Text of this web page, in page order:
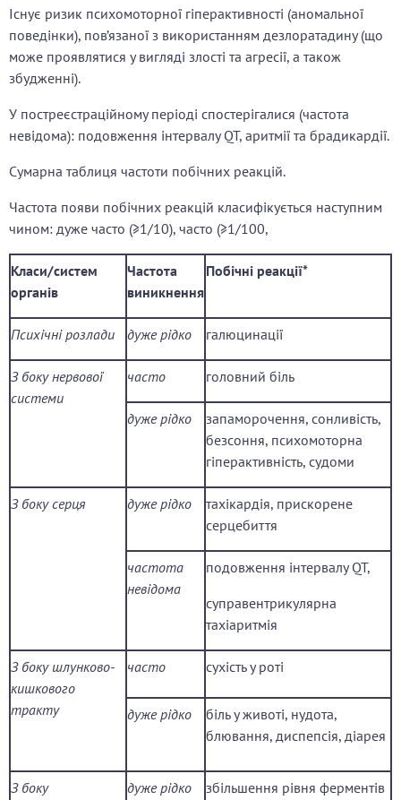
Існує ризик психомоторної гіперактивності (аномальної
поведінки), пов’язаної з використанням дезлоратадину (що
може проявлятися у вигляді злості та агресії, а також
збудженні).
У постреєстраційному періоді спостерігалися (частота
невідома): подовження інтервалу QT, аритмії та брадикардії.
Сумарна таблиця частоти побічних реакцій.
Частота появи побічних реакцій класифікується наступним
чином: дуже часто (≥1/10), часто (≥1/100,
Класи/систем
органів
Частота
виникнення
Побічні реакції*
Психічні розлади дуже рідко галюцинації
З боку нервової
системи
часто головний біль
дуже рідко
запаморочення, сонливість,
безсоння, психомоторна
гіперактивність, судоми
З боку серця дуже рідко
тахікардія, прискорене
серцебиття
частота
невідома
подовження інтервалу QT,
суправентрикулярна
тахіаритмія
З боку шлунково-
кишкового
тракту
часто сухість у роті
дуже рідко
біль у животі, нудота,
блювання, диспепсія, діарея
З боку дуже рідко збільшення рівня ферментів